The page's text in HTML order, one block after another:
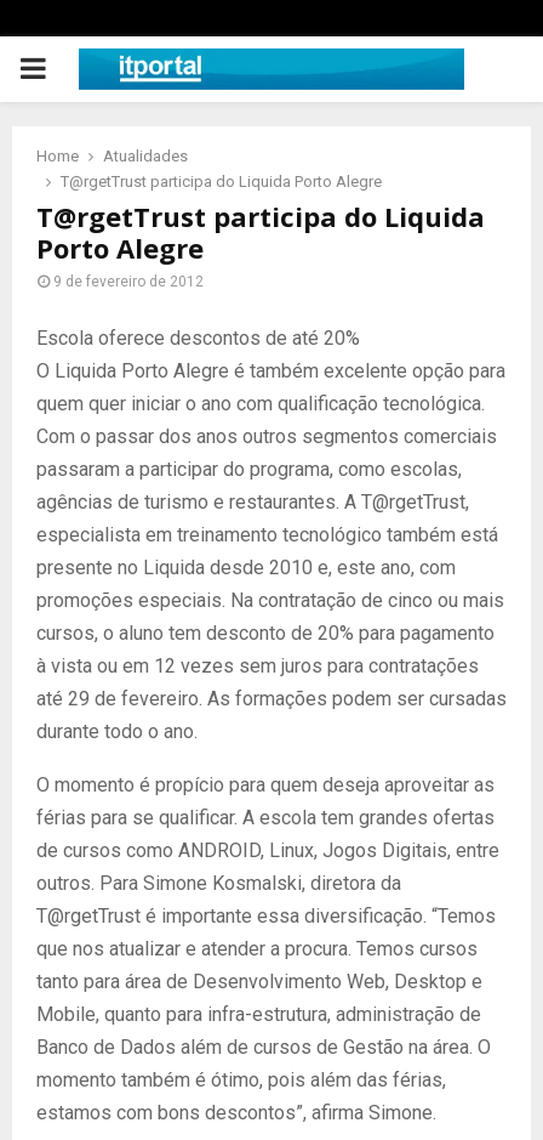
PRIMARY
Home
Atualidades
T@rgetTrust participa do Liquida Porto Alegre
T@rgetTrust participa do Liquida
Porto Alegre
9 de fevereiro de 2012
Escola oferece descontos de até 20%
O Liquida Porto Alegre é também excelente opção para
quem quer iniciar o ano com qualificação tecnológica.
Com o passar dos anos outros segmentos comerciais
passaram a participar do programa, como escolas,
agências de turismo e restaurantes. A T@rgetTrust,
especialista em treinamento tecnológico também está
presente no Liquida desde 2010 e, este ano, com
promoções especiais. Na contratação de cinco ou mais
cursos, o aluno tem desconto de 20% para pagamento
à vista ou em 12 vezes sem juros para contratações
até 29 de fevereiro. As formações podem ser cursadas
durante todo o ano.
O momento é propício para quem deseja aproveitar as
férias para se qualificar. A escola tem grandes ofertas
de cursos como ANDROID, Linux, Jogos Digitais, entre
outros. Para Simone Kosmalski, diretora da
T@rgetTrust é importante essa diversificação. “Temos
que nos atualizar e atender a procura. Temos cursos
tanto para área de Desenvolvimento Web, Desktop e
Mobile, quanto para infra-estrutura, administração de
Banco de Dados além de cursos de Gestão na área. O
momento também é ótimo, pois além das férias,
estamos com bons descontos”, afirma Simone.